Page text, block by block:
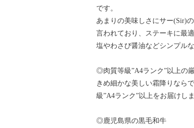
です。
あまりの美味しさにサー(Sir)
言われており、ステーキに最適
塩やわさび醤油などシンプル
◎肉質等級”A4ランク”以上の
きめ細かな美しい霜降りなら
級”A4ランク”以上をお届けしま
◎鹿児島県の黒毛和牛